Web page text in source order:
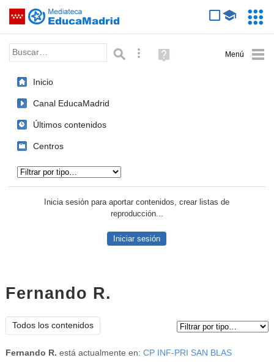
Saltar navegación
Palabra o frase: Búsqueda avanzada
Ayuda
(en
Inicio
Canal EducaMadrid
Últimos contenidos
Centros
Inicia sesión para aportar contenidos, crear listas de
reproducción...
Iniciar sesión
Fernando R.
Todos los contenidos
Fernando R. está actualmente en: CP INF-PRI SAN BLAS